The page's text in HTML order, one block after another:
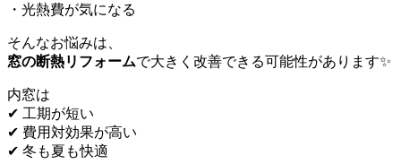
・光熱費が気になる
そんなお悩みは、
窓の断熱リフォームで大きく改善できる可能性があります✨
内窓は
✔ 工期が短い
✔ 費用対効果が高い
✔ 冬も夏も快適